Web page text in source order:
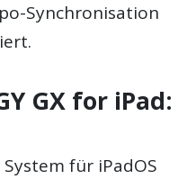
Synchronisation
GX for iPad:
für iPadOS